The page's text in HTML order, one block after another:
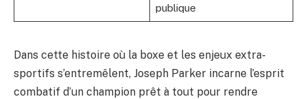
publique
Dans cette histoire où la boxe et les enjeux extra-
sportifs s’entremêlent, Joseph Parker incarne l’esprit
combatif d’un champion prêt à tout pour rendre